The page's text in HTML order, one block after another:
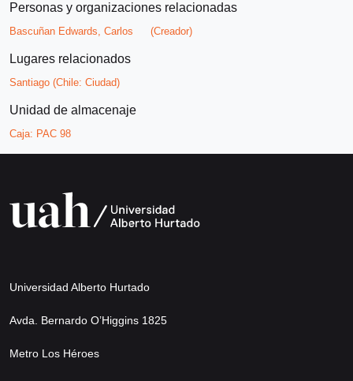
Personas y organizaciones relacionadas
Bascuñan Edwards, Carlos (Creador)
Lugares relacionados
Santiago (Chile: Ciudad)
Unidad de almacenaje
Caja: PAC 98
Universidad Alberto Hurtado
Avda. Bernardo O’Higgins 1825
Metro Los Héroes